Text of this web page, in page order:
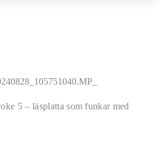
5 – läsplatta som funkar med